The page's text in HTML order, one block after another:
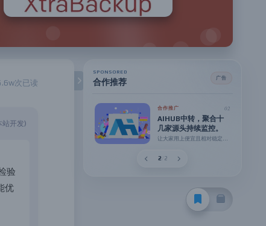
次已读
站开发)
验
优
SPONSORED
合作推荐 广告
AI 模型聚合中继平
合作推广 02
AIHUB中转，聚合十
几家源头持续监控。
让大家用上便宜且相对稳定的
2 2